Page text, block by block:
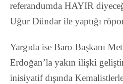
referandumda HAYIR
Uğur Dündar ile yaptığı
Yargıda ise Baro Başkanı
Erdoğan’la yakın ilişki
inisiyatif dışında